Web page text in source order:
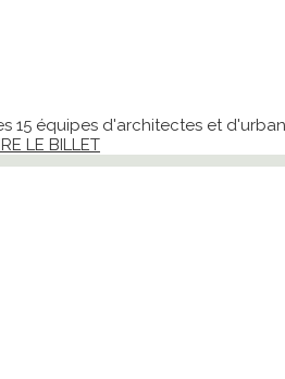
équipes d'architectes et
LE BILLET